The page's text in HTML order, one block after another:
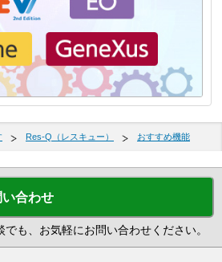
Res-Q（レスキュー） おすすめ機能
合わせ
も、お気軽にお問い合わせください。